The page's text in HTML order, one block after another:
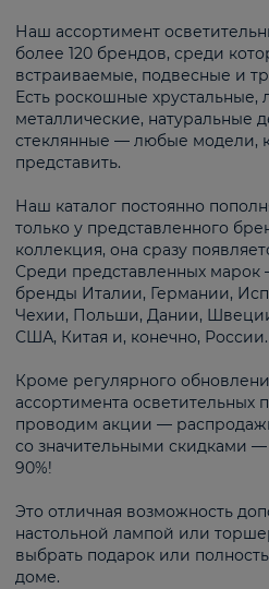
Наш ассортимент
более 120 брендов, среди
встраиваемые, подвесные и
Есть роскошные хрустальные,
металлические, натуральные
стеклянные — любые модели,
представить.
Наш каталог постоянно
только у представленного
коллекция, она сразу
Среди представленных
бренды Италии, Германии,
Чехии, Польши, Дании,
США, Китая и, конечно, России.
Кроме регулярного
ассортимента осветительных
проводим акции —
со значительными скидками
90%!
Это отличная возможность
настольной лампой или
выбрать подарок или
доме.